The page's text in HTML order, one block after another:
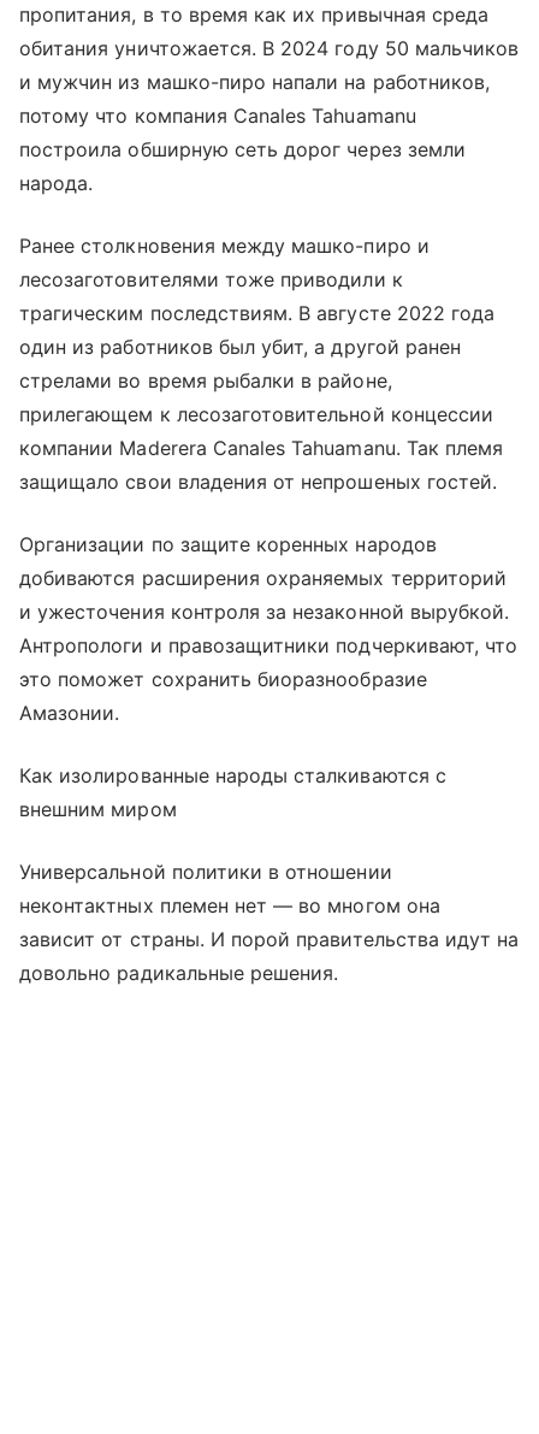
пропитания, в то время как их привычная среда
обитания уничтожается. В 2024 году 50 мальчиков
и мужчин из машко-пиро напали на работников,
потому что компания Canales Tahuamanu
построила обширную сеть дорог через земли
народа.
Ранее столкновения между машко-пиро и
лесозаготовителями тоже приводили к
трагическим последствиям. В августе 2022 года
один из работников был убит, а другой ранен
стрелами во время рыбалки в районе,
прилегающем к лесозаготовительной концессии
компании Maderera Canales Tahuamanu. Так племя
защищало свои владения от непрошеных гостей.
Организации по защите коренных народов
добиваются расширения охраняемых территорий
и ужесточения контроля за незаконной вырубкой.
Антропологи и правозащитники подчеркивают, что
это поможет сохранить биоразнообразие
Амазонии.
Как изолированные народы сталкиваются с
внешним миром
Универсальной политики в отношении
неконтактных племен нет — во многом она
зависит от страны. И порой правительства идут на
довольно радикальные решения.